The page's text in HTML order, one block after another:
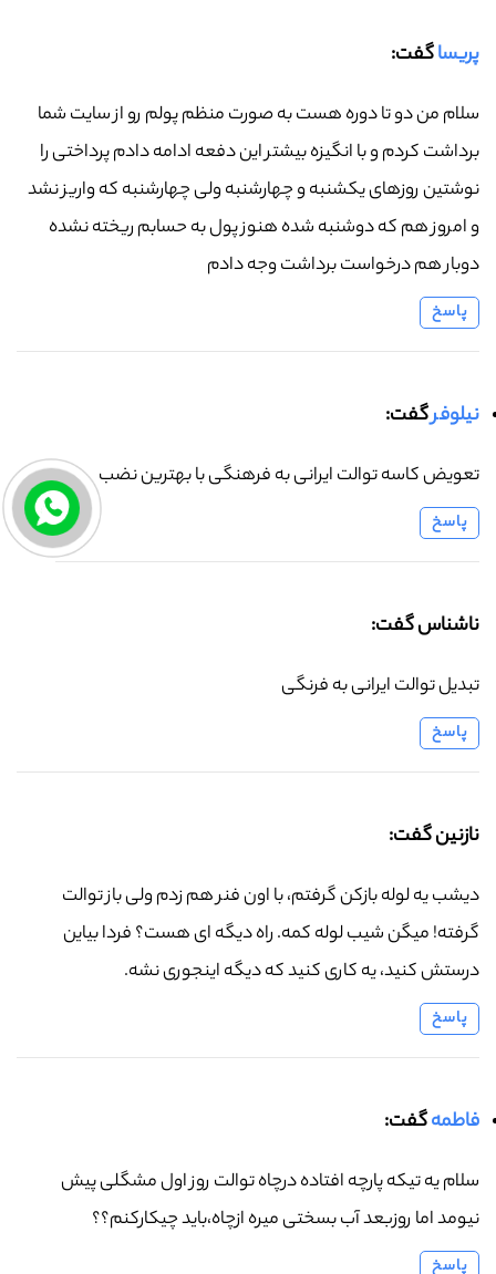
پریساگفت:
سلام من دو تا دوره هست به صورت منظم پولم رو از سایت شما
برداشت کردم و با انگیزه بیشتر این دفعه ادامه دادم پرداختی را
نوشتین روزهای یکشنبه و چهارشنبه ولی چهارشنبه که واریز نشد
و امروز هم که دوشنبه شده هنوز پول به حسابم ریخته نشده
دوبار هم درخواست برداشت وجه دادم
پاسخ
نیلوفرگفت:
تعویض کاسه توالت ایرانی به فرهنگی با بهترین نضب
پاسخ
ناشناس گفت:
تبدیل توالت ایرانی به فرنگی
پاسخ
نازنین گفت:
دیشب یه لوله بازکن گرفتم، با اون فنر هم زدم ولی باز توالت
گرفته! میگن شیب لوله کمه. راه دیگه ای هست؟ فردا بیاین
درستش کنید، یه کاری کنید که دیگه اینجوری نشه.
پاسخ
فاطمهگفت:
سلام یه تیکه پارچه افتاده درچاه توالت روز اول مشگلی پیش
نیومد اما روزبعد آب بسختی میره ازچاه،باید چیکارکنم؟؟
پاسخ